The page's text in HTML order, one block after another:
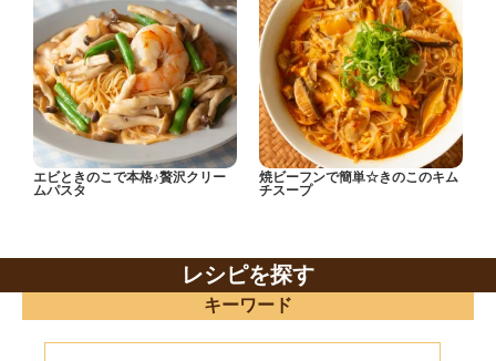
エビときのこで本格♪贅沢クリー
ムパスタ
焼ビーフンで簡単☆きのこのキム
チスープ
レシピを探す
キーワード